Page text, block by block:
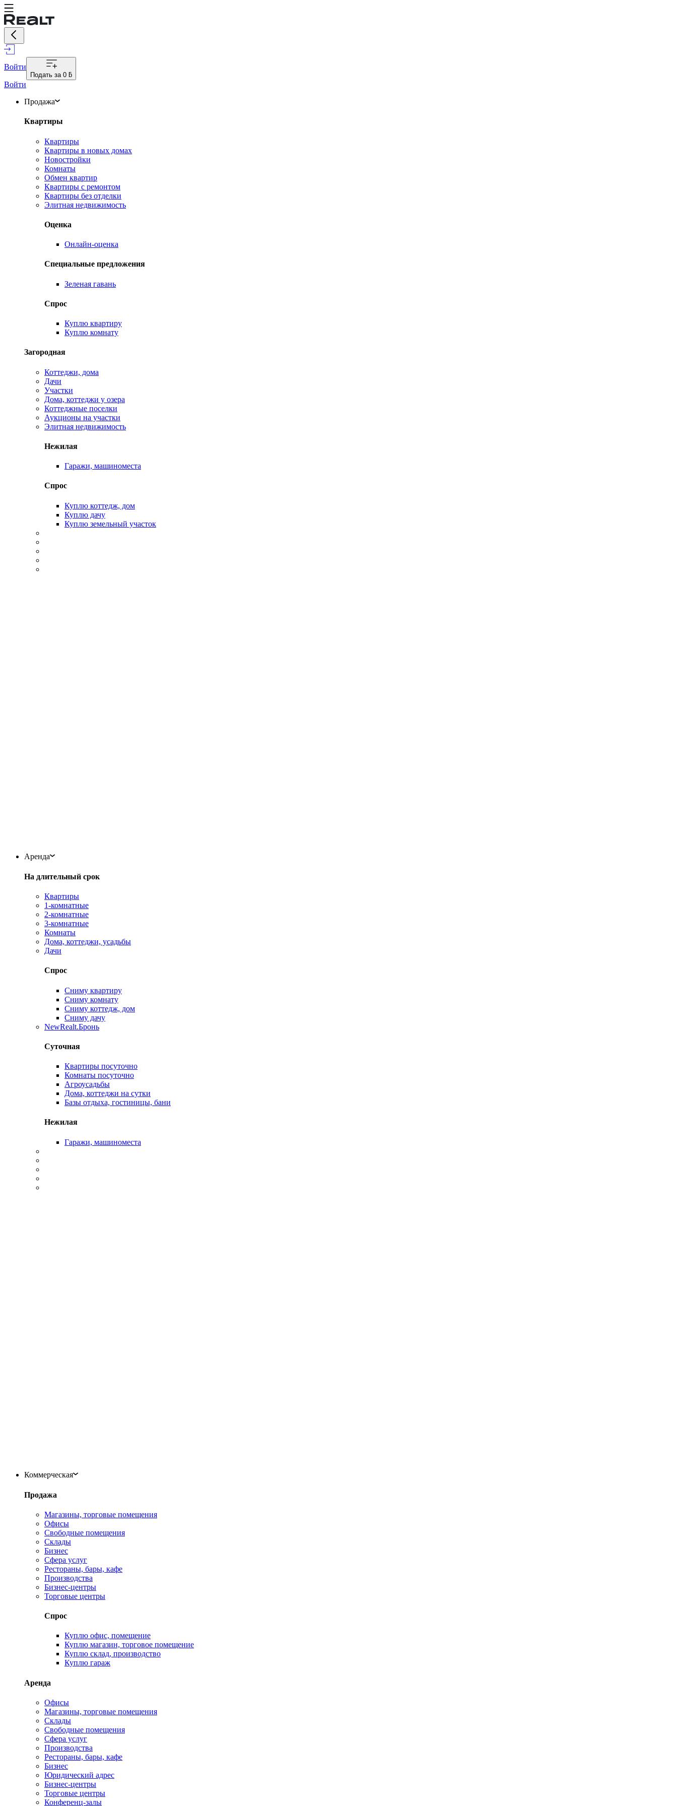
Войти
Подать за 0 ƃ
Войти
Продажа
Квартиры
Квартиры
Квартиры в новых домах
Новостройки
Комнаты
Обмен квартир
Квартиры с ремонтом
Квартиры без отделки
Элитная недвижимость
Оценка
Онлайн-оценка
Специальные предложения
Зеленая гавань
Спрос
Куплю квартиру
Куплю комнату
Загородная
Коттеджи, дома
Дачи
Участки
Дома, коттеджи у озера
Коттеджные поселки
Аукционы на участки
Элитная недвижимость
Нежилая
Гаражи, машиноместа
Спрос
Куплю коттедж, дом
Куплю дачу
Куплю земельный участок
Аренда
На длительный срок
Квартиры
1-комнатные
2-комнатные
3-комнатные
Комнаты
Дома, коттеджи, усадьбы
Дачи
Спрос
Сниму квартиру
Сниму комнату
Сниму коттедж, дом
Сниму дачу
NewRealt.Бронь
Суточная
Квартиры посуточно
Комнаты посуточно
Агроусадьбы
Дома, коттеджи на сутки
Базы отдыха, гостиницы, бани
Нежилая
Гаражи, машиноместа
Коммерческая
Продажа
Магазины, торговые помещения
Офисы
Свободные помещения
Склады
Бизнес
Сфера услуг
Рестораны, бары, кафе
Производства
Бизнес-центры
Торговые центры
Спрос
Куплю офис, помещение
Куплю магазин, торговое помещение
Куплю склад, производство
Куплю гараж
Аренда
Офисы
Магазины, торговые помещения
Склады
Свободные помещения
Сфера услуг
Производства
Рестораны, бары, кафе
Бизнес
Юридический адрес
Бизнес-центры
Торговые центры
Конференц-залы